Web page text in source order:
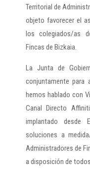
Territorial de
objeto favorecer el
los colegiados/as
Fincas de Bizkaia.
La Junta de
conjuntamente para
hemos hablado con
Canal Directo
implantado
soluciones a
Administradores de
a disposición de